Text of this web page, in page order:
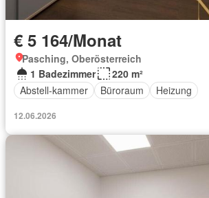
€ 5 164/Monat
Pasching, Oberösterreich
1 Badezimmer
220 m²
Abstell-kammer
Büroraum Heizung
12.06.2026